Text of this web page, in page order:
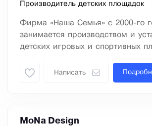
Производитель детских площадок
Фирма «Наша Семья» с 2000-го
занимается производством и
детских игровых и спортивных
Написать
MoNa Design